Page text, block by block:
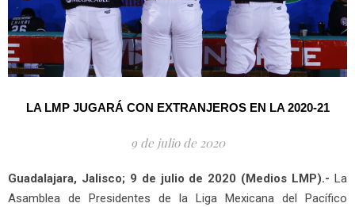
LA LMP JUGARÁ CON EXTRANJEROS EN LA 2020-21
9 de julio de 2020
Guadalajara, Jalisco; 9 de julio de 2020 (Medios LMP).- La
Asamblea de Presidentes de la Liga Mexicana del Pacífico